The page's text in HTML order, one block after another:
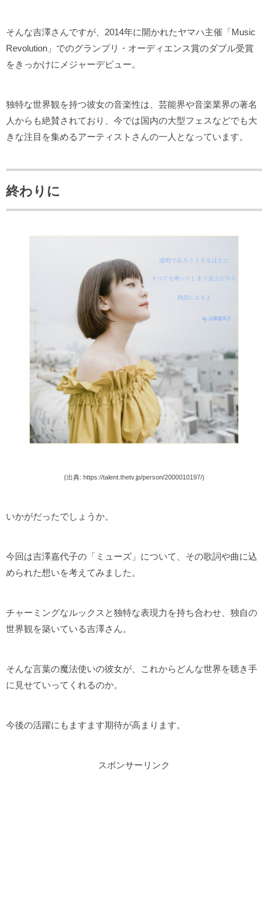
そんな吉澤さんですが、2014年に開かれたヤマハ主催「Music
Revolution」でのグランプリ・オーディエンス賞のダブル受賞
をきっかけにメジャーデビュー。
独特な世界観を持つ彼女の音楽性は、芸能界や音楽業界の著名
人からも絶賛されており、今では国内の大型フェスなどでも大
きな注目を集めるアーティストさんの一人となっています。
終わりに
(出典: https://talent.thetv.jp/person/2000010197/)
いかがだったでしょうか。
今回は吉澤嘉代子の「ミューズ」について、その歌詞や曲に込
められた想いを考えてみました。
チャーミングなルックスと独特な表現力を持ち合わせ、独自の
世界観を築いている吉澤さん。
そんな言葉の魔法使いの彼女が、これからどんな世界を聴き手
に見せていってくれるのか。
今後の活躍にもますます期待が高まります。
スポンサーリンク